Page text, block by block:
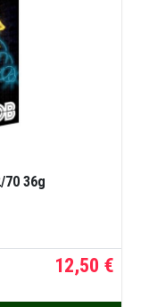
70 36g
12,50 €